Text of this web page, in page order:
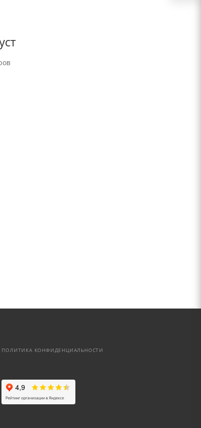
ПОЛИТИКА КОНФИДЕНЦИАЛЬНОСТИ